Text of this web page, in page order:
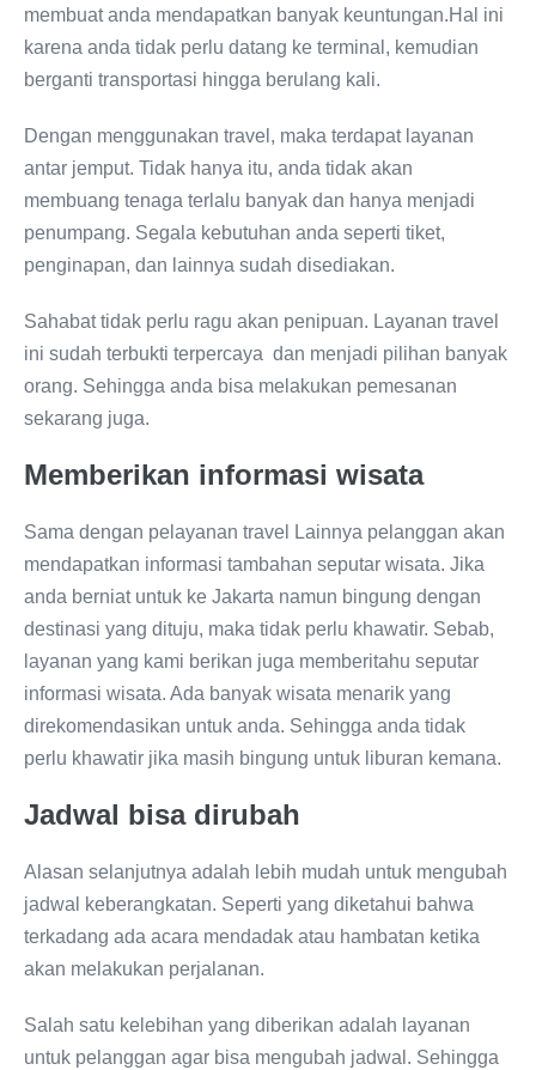
membuat anda mendapatkan banyak keuntungan.Hal ini
karena anda tidak perlu datang ke terminal, kemudian
berganti transportasi hingga berulang kali.
Dengan menggunakan travel, maka terdapat layanan
antar jemput. Tidak hanya itu, anda tidak akan
membuang tenaga terlalu banyak dan hanya menjadi
penumpang. Segala kebutuhan anda seperti tiket,
penginapan, dan lainnya sudah disediakan.
Sahabat tidak perlu ragu akan penipuan. Layanan travel
ini sudah terbukti terpercaya dan menjadi pilihan banyak
orang. Sehingga anda bisa melakukan pemesanan
sekarang juga.
Memberikan informasi wisata
Sama dengan pelayanan travel Lainnya pelanggan akan
mendapatkan informasi tambahan seputar wisata. Jika
anda berniat untuk ke Jakarta namun bingung dengan
destinasi yang dituju, maka tidak perlu khawatir. Sebab,
layanan yang kami berikan juga memberitahu seputar
informasi wisata. Ada banyak wisata menarik yang
direkomendasikan untuk anda. Sehingga anda tidak
perlu khawatir jika masih bingung untuk liburan kemana.
Jadwal bisa dirubah
Alasan selanjutnya adalah lebih mudah untuk mengubah
jadwal keberangkatan. Seperti yang diketahui bahwa
terkadang ada acara mendadak atau hambatan ketika
akan melakukan perjalanan.
Salah satu kelebihan yang diberikan adalah layanan
untuk pelanggan agar bisa mengubah jadwal. Sehingga